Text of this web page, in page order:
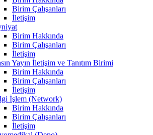
Birim Çalışanları
İletişim
Birim Hakkında
Birim Çalışanları
İletişim
Yayın İletişim ve Tanıtım Birimi
Birim Hakkında
Birim Çalışanları
İletişim
İşlem (Network)
Birim Hakkında
Birim Çalışanları
İletişim